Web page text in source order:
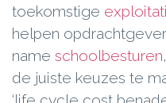
toekomstige
helpen
name schoolbesturen,
de juiste keuzes te